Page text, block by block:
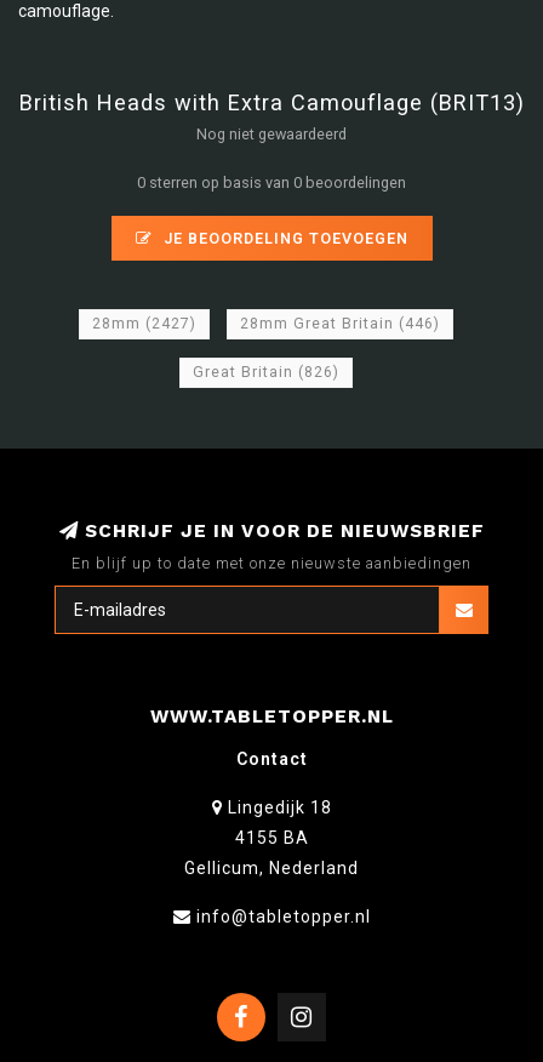
camouflage.
British Heads with Extra Camouflage (BRIT13)
Nog niet gewaardeerd
0 sterren op basis van 0 beoordelingen
JE BEOORDELING TOEVOEGEN
28mm (2427) 28mm Great Britain (446)
Great Britain (826)
SCHRIJF JE IN VOOR DE NIEUWSBRIEF
En blijf up to date met onze nieuwste aanbiedingen
WWW.TABLETOPPER.NL
Contact
Lingedijk 18
4155 BA
Gellicum, Nederland
info@tabletopper.nl